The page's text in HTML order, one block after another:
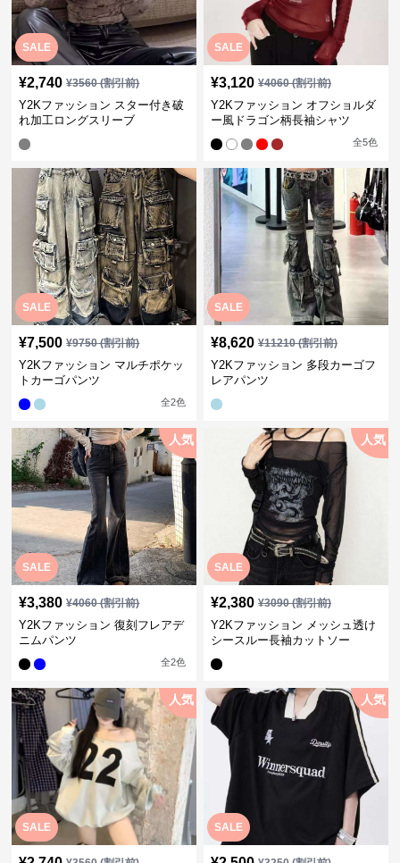
SALE
¥2,740 ¥3560(割引前)
Y2Kファッション スター付き破
れ加工ロングスリーブ
SALE
¥3,120 ¥4060(割引前)
Y2Kファッション オフショルダ
ー風ドラゴン柄長袖シャツ
全5色
SALE
¥7,500 ¥9750(割引前)
Y2Kファッション マルチポケッ
トカーゴパンツ
全2色
SALE
¥8,620 ¥11210(割引前)
Y2Kファッション 多段カーゴフ
レアパンツ
SALE
人気
¥3,380 ¥4060(割引前)
Y2Kファッション 復刻フレアデ
ニムパンツ
全2色
SALE
人気
¥2,380 ¥3090(割引前)
Y2Kファッション メッシュ透け
シースルー長袖カットソー
SALE
人気
SALE
人気